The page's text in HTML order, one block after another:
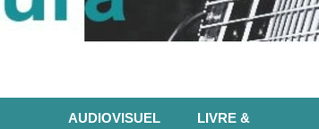
AUDIOVISUEL
LIVRE &